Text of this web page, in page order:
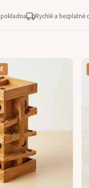
pokladna Rychlé a bezplatné